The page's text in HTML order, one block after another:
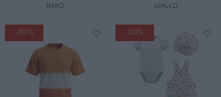
NERO GIALLO
-50% -50%